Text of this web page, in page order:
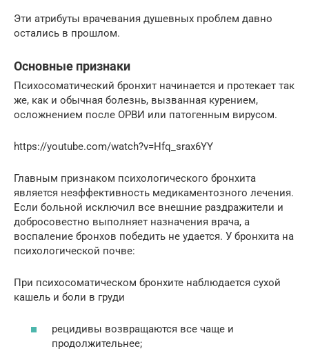
Эти атрибуты врачевания душевных проблем давно
остались в прошлом.
Основные признаки
Психосоматический бронхит начинается и протекает так
же, как и обычная болезнь, вызванная курением,
осложнением после ОРВИ или патогенным вирусом.
https://youtube.com/watch?v=Hfq_srax6YY
Главным признаком психологического бронхита
является неэффективность медикаментозного лечения.
Если больной исключил все внешние раздражители и
добросовестно выполняет назначения врача, а
воспаление бронхов победить не удается. У бронхита на
психологической почве:
При психосоматическом бронхите наблюдается сухой
кашель и боли в груди
рецидивы возвращаются все чаще и
продолжительнее;